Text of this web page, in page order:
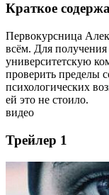
Краткое
Первокурсница
всём. Для
университетскую
проверить пределы
психологических
ей это не стоило.
видео
Трейлер 1